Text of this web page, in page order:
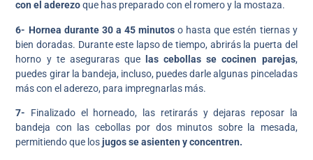
con el aderezoque has preparado con el romero y la mostaza.
6- Hornea durante 30 a 45 minutos o hasta que estén tiernas y
bien doradas. Durante este lapso de tiempo, abrirás la puerta del
horno y te aseguraras que
las cebollas se cocinen parejas,
puedes girar la bandeja, incluso, puedes darle algunas pinceladas
más con el aderezo, para impregnarlas más.
7- Finalizado el horneado, las retirarás y dejaras reposar la
bandeja con las cebollas por dos minutos sobre la mesada,
permitiendo que losjugos se asienten y concentren.